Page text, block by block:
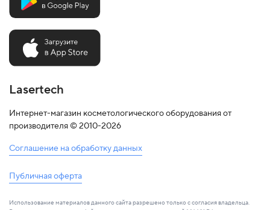
Lasertech
Интернет-магазин косметологического оборудования от
производителя © 2010-2026
Соглашение на обработку данных
Публичная оферта
Использование материалов данного сайта разрешено только с согласия владельца.